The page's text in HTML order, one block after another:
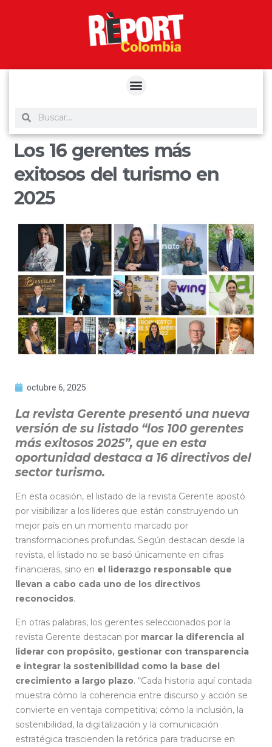
Los 16 gerentes más
exitosos del turismo en
2025
octubre 6, 2025
La revista Gerente presentó una nueva
versión de su listado “los 100 gerentes
más exitosos 2025”, que en esta
oportunidad destaca a 16 directivos del
sector turismo.
En esta ocasión, el listado de la revista Gerente apostó
por visibilizar a los líderes que están construyendo un
mejor país en un momento marcado por
transformaciones profundas. Según destacan desde la
revista, el listado no se basó únicamente en cifras
financieras, sino en el liderazgo responsable que
llevan a cabo cada uno de los directivos
reconocidos.
En otras palabras, los gerentes seleccionados por la
revista Gerente destacan por marcar la diferencia al
liderar con propósito, gestionar con transparencia
e integrar la sostenibilidad como la base del
crecimiento a largo plazo. “Cada historia aquí contada
muestra cómo la coherencia entre discurso y acción se
convierte en ventaja competitiva; cómo la inclusión, la
sostenibilidad, la digitalización y la comunicación
estratégica trascienden la retórica para traducirse en